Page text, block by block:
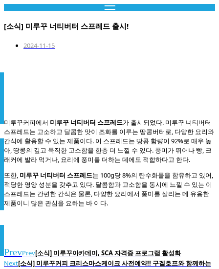
츠
[소식] 미루꾸 너티버터 스프레드 출시!
2024-11-15
미루꾸커피에서 미루꾸 너티버터 스프레드가 출시되었다. 미루꾸 너티버터
스프레드는 고소하고 달콤한 맛이 조화를 이루는 땅콩버터로, 다양한 요리와
간식에 활용할 수 있는 제품이다. 이 스프레드는 땅콩 함량이 92%로 매우 높
아, 땅콩의 깊고 묵직한 고소함을 한층 더 느낄 수 있다. 풍미가 뛰어나 빵, 크
래커에 발라 먹거나, 요리에 풍미를 더하는 데에도 적합하다고 한다.
또한, 미루꾸 너티버터 스프레드는 100g당 8%의 탄수화물을 함유하고 있어,
적당한 영양 성분을 갖추고 있다. 달콤함과 고소함을 동시에 느낄 수 있는 이
스프레드는 간편한 간식은 물론, 다양한 요리에서 풍미를 살리는 데 유용한
제품이니 많은 관심을 요하는 바 이다.
PrevPrev[소식] 미루꾸아카데미, SCA 자격증 프로그램 활성화
Next[소식] 미루꾸커피 크리스마스케이크 사전예약!! 구겔호프와 함께하는